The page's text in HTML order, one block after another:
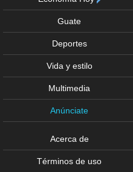
Guate
Deportes
Vida y estilo
Multimedia
Anúnciate
Acerca de
Términos de uso